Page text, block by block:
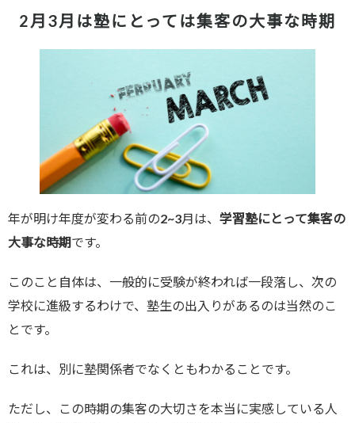
2月3月は塾にとっては集客の大事な時期
年が明け年度が変わる前の2~3月は、 学習塾にとって集客の
大事な時期です。
このこと自体は、一般的に受験が終われば一段落し、次の
学校に進級するわけで、塾生の出入りがあるのは当然のこ
とです。
これは、別に塾関係者でなくともわかることです。
ただし、この時期の集客の大切さを本当に実感している人